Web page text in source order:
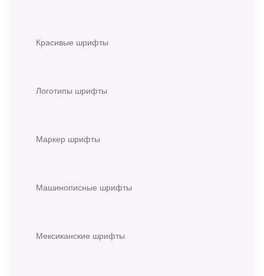
Красивые шрифты
Логотипы шрифты
Маркер шрифты
Машинописные шрифты
Мексиканские шрифты